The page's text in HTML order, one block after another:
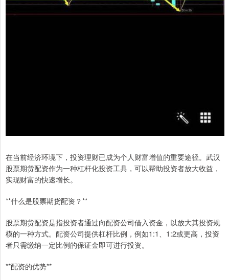
在当前经济环境下，投资理财已成为个人财富增值的重要途径。武汉
股票期货配资作为一种杠杆化投资工具，可以帮助投资者放大收益，
实现财富的快速增长。
**什么是股票期货配资？**
股票期货配资是指投资者通过向配资公司借入资金，以放大其投资规
模的一种方式。配资公司提供杠杆比例，例如1:1、1:2或更高，投资
者只需缴纳一定比例的保证金即可进行投资。
**配资的优势**